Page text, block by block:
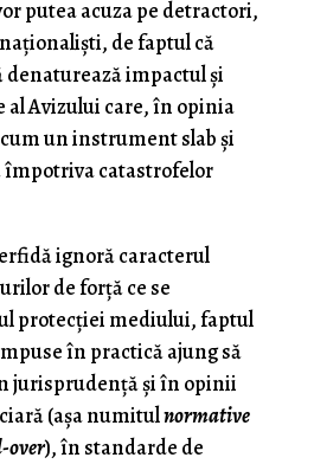
putea acuza pe detractori,
de faptul că
denaturează impactul şi
al Avizului care, în opinia
un instrument slab şi
catastrofelor
ignoră caracterul
de forţă ce se
protecţiei mediului, faptul
în practică ajung să
jurisprudenţă şi în opinii
(aşa numitulnormative
over), în standarde de